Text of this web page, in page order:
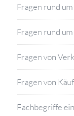
Fragen rund
Fragen rund
Fragen von
Fragen von
Fachbegriffe